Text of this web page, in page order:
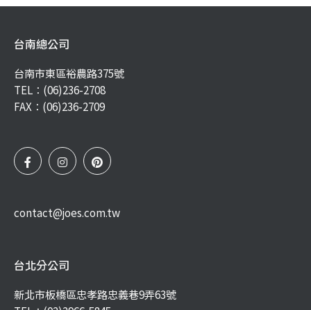
台南總公司
台南市東區裕農路375號
TEL： (06)236-2708
FAX：(06)236-2709
contact@joes.com.tw
台北分公司
新北市板橋區忠孝路忠義巷9弄63號